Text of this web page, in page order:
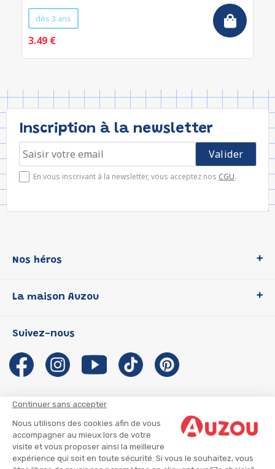
Continuer sans accepter
Nous utilisons des cookies afin de vous
accompagner au mieux lors de votre
visite et vous proposer ainsi la meilleure
expérience qui soit en toute sécurité. Si vous le souhaitez, vous
dès 3 ans
3.49 €
Inscription à la newsletter
En vous inscrivant à la newsletter, vous acceptez nos CGU.
Nos héros
P'tit Loup
Les Influenceuses
Migali
Petite Taupe
La maison Auzou
Notre histoire
Auzou s'engage
Auteurs et illustrateurs Auzou
Suivre mon colis
Infos consommateur
Suivez-nous
CGU
CGV